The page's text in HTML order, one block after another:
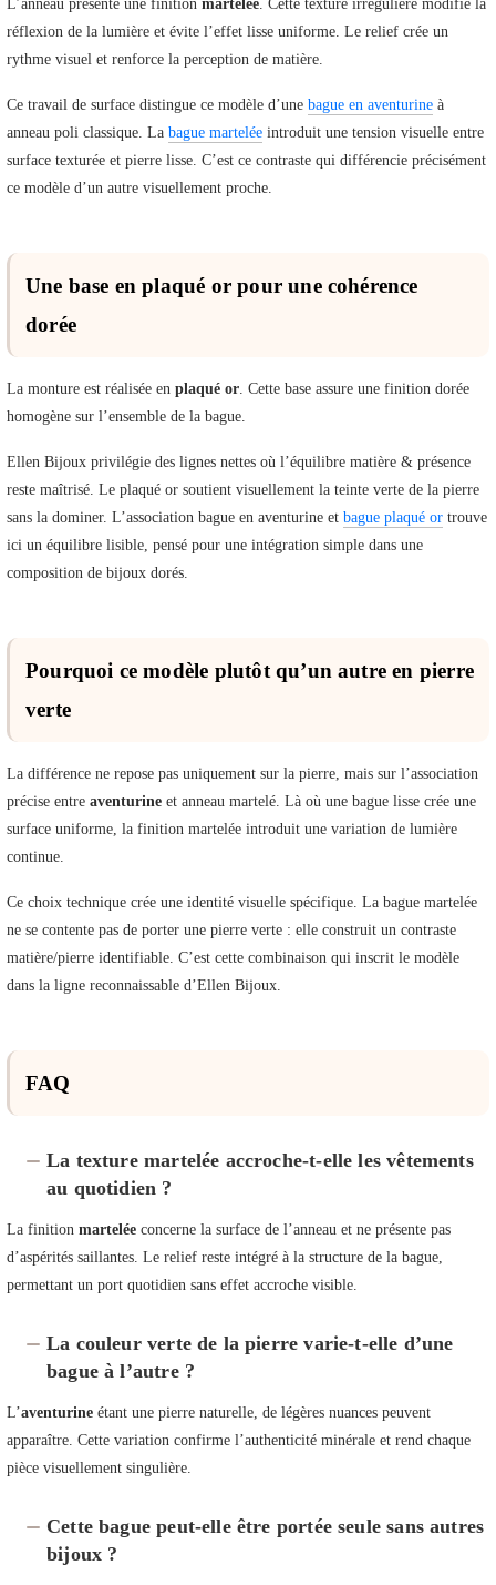
L’anneau présente une finition martelée . Cette texture irrégulière modifie la
réflexion de la lumière et évite l’effet lisse uniforme. Le relief crée un
rythme visuel et renforce la perception de matière.
Ce travail de surface distingue ce modèle d’une bague en aventurine à
anneau poli classique. La bague martelée introduit une tension visuelle entre
surface texturée et pierre lisse. C’est ce contraste qui différencie précisément
ce modèle d’un autre visuellement proche.
Une base en plaqué or pour une cohérence
dorée
La monture est réalisée en plaqué or . Cette base assure une finition dorée
homogène sur l’ensemble de la bague.
Ellen Bijoux privilégie des lignes nettes où l’équilibre matière & présence
reste maîtrisé. Le plaqué or soutient visuellement la teinte verte de la pierre
sans la dominer. L’association bague en aventurine et bague plaqué or trouve
ici un équilibre lisible, pensé pour une intégration simple dans une
composition de bijoux dorés.
Pourquoi ce modèle plutôt qu’un autre en pierre
verte
La différence ne repose pas uniquement sur la pierre, mais sur l’association
précise entre aventurine et anneau martelé. Là où une bague lisse crée une
surface uniforme, la finition martelée introduit une variation de lumière
continue.
Ce choix technique crée une identité visuelle spécifique. La bague martelée
ne se contente pas de porter une pierre verte : elle construit un contraste
matière/pierre identifiable. C’est cette combinaison qui inscrit le modèle
dans la ligne reconnaissable d’Ellen Bijoux.
FAQ
La texture martelée accroche-t-elle les vêtements
au quotidien ?
La finition martelée concerne la surface de l’anneau et ne présente pas
d’aspérités saillantes. Le relief reste intégré à la structure de la bague,
permettant un port quotidien sans effet accroche visible.
La couleur verte de la pierre varie-t-elle d’une
bague à l’autre ?
L’aventurine étant une pierre naturelle, de légères nuances peuvent
apparaître. Cette variation confirme l’authenticité minérale et rend chaque
pièce visuellement singulière.
Cette bague peut-elle être portée seule sans autres
bijoux ?